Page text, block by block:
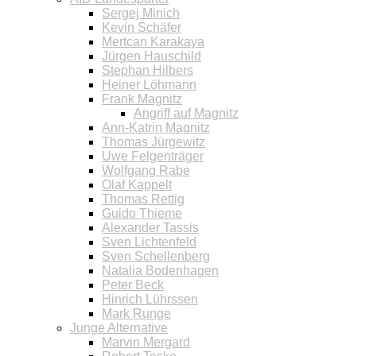
Sergej Minich
Kevin Schäfer
Mertcan Karakaya
Jürgen Hauschild
Stephan Hilbers
Heiner Löhmann
Frank Magnitz
Angriff auf Magnitz
Ann-Katrin Magnitz
Thomas Jürgewitz
Uwe Felgenträger
Wolfgang Rabe
Olaf Kappelt
Thomas Rettig
Guido Thieme
Alexander Tassis
Sven Lichtenfeld
Sven Schellenberg
Natalia Bodenhagen
Peter Beck
Hinrich Lührssen
Mark Runge
Junge Alternative
Marvin Mergard